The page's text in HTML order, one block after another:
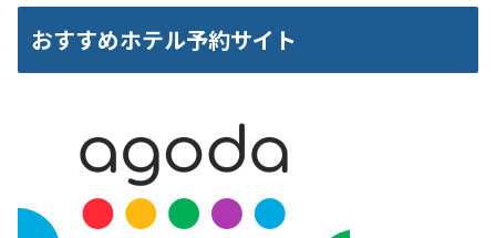
おすすめホテル予約サイト